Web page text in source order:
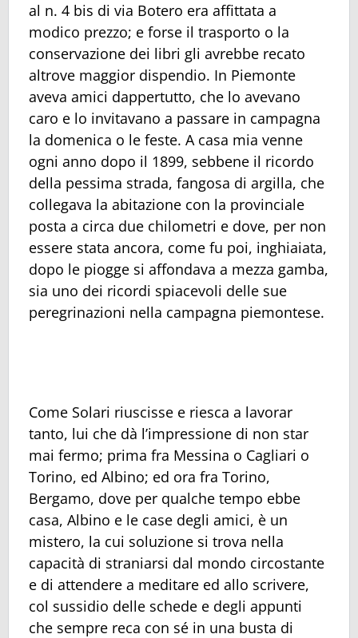
al n. 4 bis di via Botero era affittata a
modico prezzo; e forse il trasporto o la
conservazione dei libri gli avrebbe recato
altrove maggior dispendio. In Piemonte
aveva amici dappertutto, che lo avevano
caro e lo invitavano a passare in campagna
la domenica o le feste. A casa mia venne
ogni anno dopo il 1899, sebbene il ricordo
della pessima strada, fangosa di argilla, che
collegava la abitazione con la provinciale
posta a circa due chilometri e dove, per non
essere stata ancora, come fu poi, inghiaiata,
dopo le piogge si affondava a mezza gamba,
sia uno dei ricordi spiacevoli delle sue
peregrinazioni nella campagna piemontese.
Come Solari riuscisse e riesca a lavorar
tanto, lui che dà l’impressione di non star
mai fermo; prima fra Messina o Cagliari o
Torino, ed Albino; ed ora fra Torino,
Bergamo, dove per qualche tempo ebbe
casa, Albino e le case degli amici, è un
mistero, la cui soluzione si trova nella
capacità di straniarsi dal mondo circostante
e di attendere a meditare ed allo scrivere,
col sussidio delle schede e degli appunti
che sempre reca con sé in una busta di